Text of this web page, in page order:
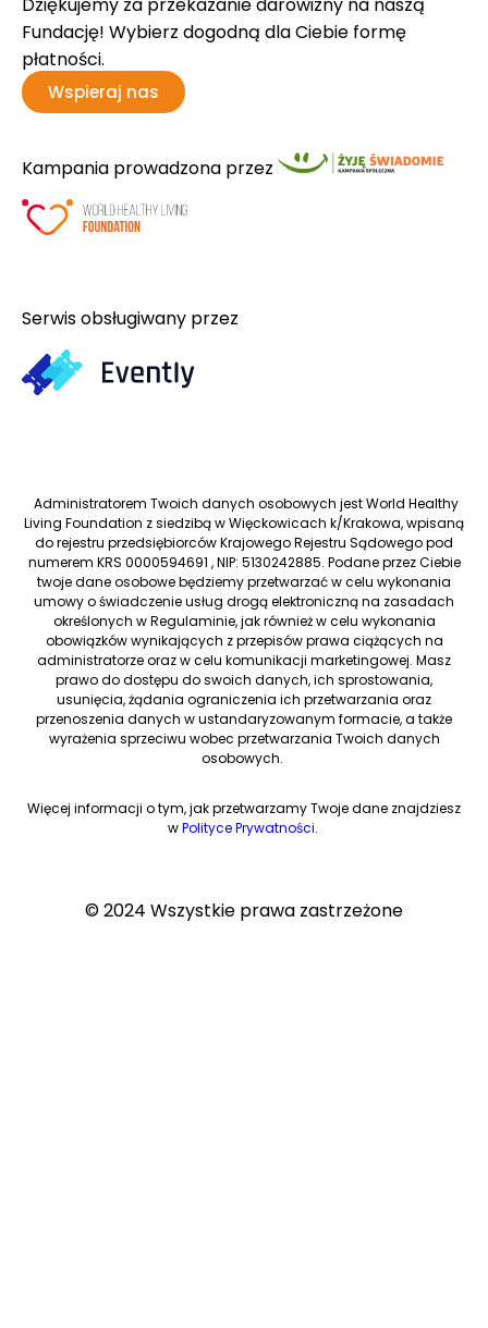
Dziękujemy za przekazanie darowizny na naszą
Fundację! Wybierz dogodną dla Ciebie formę
płatności.
Wspieraj nas
Kampania prowadzona przez
Serwis obsługiwany przez
Administratorem Twoich danych osobowych jest World Healthy
Living Foundation z siedzibą w Więckowicach k/Krakowa, wpisaną
do rejestru przedsiębiorców Krajowego Rejestru Sądowego pod
numerem KRS 0000594691 , NIP: 5130242885. Podane przez Ciebie
twoje dane osobowe będziemy przetwarzać w celu wykonania
umowy o świadczenie usług drogą elektroniczną na zasadach
określonych w Regulaminie, jak również w celu wykonania
obowiązków wynikających z przepisów prawa ciążących na
administratorze oraz w celu komunikacji marketingowej. Masz
prawo do dostępu do swoich danych, ich sprostowania,
usunięcia, żądania ograniczenia ich przetwarzania oraz
przenoszenia danych w ustandaryzowanym formacie, a także
wyrażenia sprzeciwu wobec przetwarzania Twoich danych
osobowych.
Więcej informacji o tym, jak przetwarzamy Twoje dane znajdziesz
wPolityce Prywatności.
© 2024 Wszystkie prawa zastrzeżone